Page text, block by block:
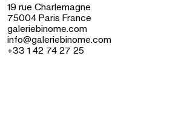
19 rue Charlemagne
75004 Paris France
galeriebinome.com
info@galeriebinome.com
+33 1 42 74 27 25